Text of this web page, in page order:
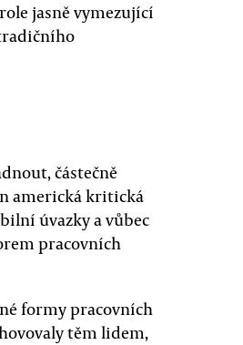
jasně vymezující
částečně
americká kritická
úvazky a vůbec
pracovních
formy pracovních
těm lidem,